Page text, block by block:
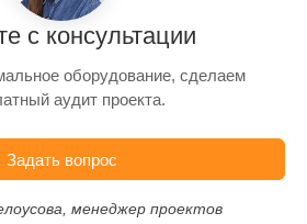
с консультации
оборудование, сделаем
аудит проекта.
Задать вопрос
менеджер проектов